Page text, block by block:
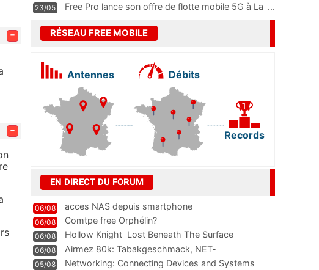
-
-
23/05 Free Pro lance son offre de flotte mobile 5G à La ...
RÉSEAU FREE MOBILE
Antennes Débits
Records
EN DIRECT DU FORUM
06/08 acces NAS depuis smartphone
06/08 Comtpe free Orphélin?
06/08 Hollow Knight  Lost Beneath The Surface
06/08
Airmez 80k: Tabakgeschmack, NET-
Technologie und Leistung im
05/08 Networking: Connecting Devices and Systems